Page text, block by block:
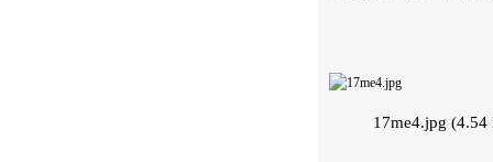
17me4.jpg